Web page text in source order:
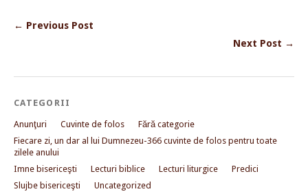
← Previous Post
Next Post →
CATEGORII
Anunţuri Cuvinte de folos
Fără categorie
Fiecare zi, un dar al lui Dumnezeu-366 cuvinte de folos pentru toate
zilele anului
Imne bisericeşti
Lecturi biblice Lecturi liturgice
Predici
Slujbe bisericeşti
Uncategorized